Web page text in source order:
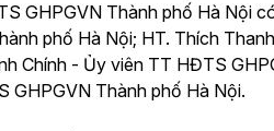
GHPGVN Thành phố Hà Nội
phố Hà Nội; HT. Thích
Chính - Ủy viên TT HĐTS
GHPGVN Thành phố Hà Nội.